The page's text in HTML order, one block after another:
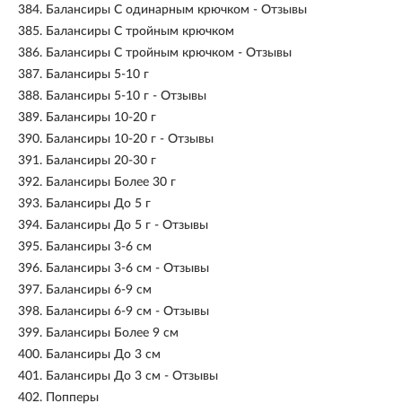
384. Балансиры С одинарным крючком - Отзывы
385. Балансиры С тройным крючком
386. Балансиры С тройным крючком - Отзывы
387. Балансиры 5-10 г
388. Балансиры 5-10 г - Отзывы
389. Балансиры 10-20 г
390. Балансиры 10-20 г - Отзывы
391. Балансиры 20-30 г
392. Балансиры Более 30 г
393. Балансиры До 5 г
394. Балансиры До 5 г - Отзывы
395. Балансиры 3-6 см
396. Балансиры 3-6 см - Отзывы
397. Балансиры 6-9 см
398. Балансиры 6-9 см - Отзывы
399. Балансиры Более 9 см
400. Балансиры До 3 см
401. Балансиры До 3 см - Отзывы
402.
Попперы